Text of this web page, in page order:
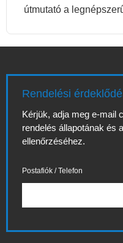
útmutató a
Rendelési
Kérjük, adja meg e-mail
rendelés állapotának és
ellenőrzéséhez.
Postafiók / Telefon